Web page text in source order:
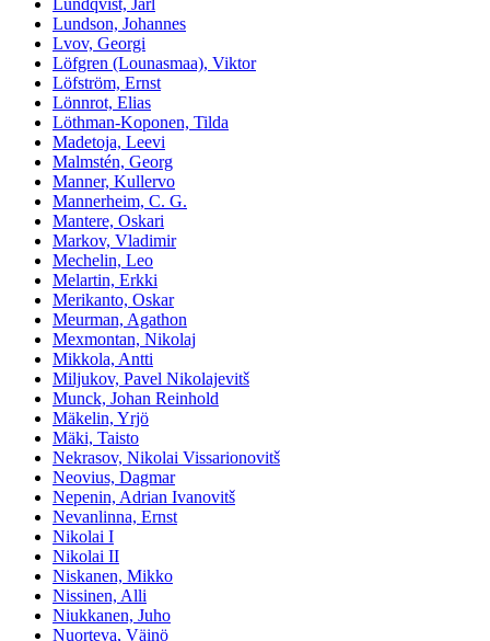
Lundqvist, Jarl
Lundson, Johannes
Lvov, Georgi
Löfgren (Lounasmaa), Viktor
Löfström, Ernst
Lönnrot, Elias
Löthman-Koponen, Tilda
Madetoja, Leevi
Malmstén, Georg
Manner, Kullervo
Mannerheim, C. G.
Mantere, Oskari
Markov, Vladimir
Mechelin, Leo
Melartin, Erkki
Merikanto, Oskar
Meurman, Agathon
Mexmontan, Nikolaj
Mikkola, Antti
Miljukov, Pavel Nikolajevitš
Munck, Johan Reinhold
Mäkelin, Yrjö
Mäki, Taisto
Nekrasov, Nikolai Vissarionovitš
Neovius, Dagmar
Nepenin, Adrian Ivanovitš
Nevanlinna, Ernst
Nikolai I
Nikolai II
Niskanen, Mikko
Nissinen, Alli
Niukkanen, Juho
Nuorteva, Väinö